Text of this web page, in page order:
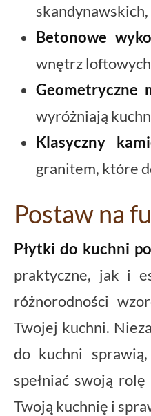
Betonowe
wnętrz
Geometryczne
wyróżniają
Klasyczny
granitem, które
Postaw na
Płytki do kuchni
praktyczne, jak i
różnorodności
Twojej kuchni.
do kuchni
spełniać swoją
Twoją kuchnię i